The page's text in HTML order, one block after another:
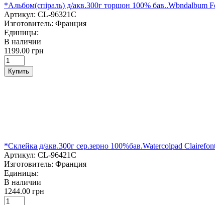
*Альбом(спіраль) д/акв.300г торшон 100% бав..Wbndalbum
Артикул: CL-96321C
Изготовитель: Франция
Единицы:
В наличии
1199.00 грн
Купить
*Склейка д/акв.300г сер.зерно 100%бав.Watercolpad
Артикул: CL-96421C
Изготовитель: Франция
Единицы:
В наличии
1244.00 грн